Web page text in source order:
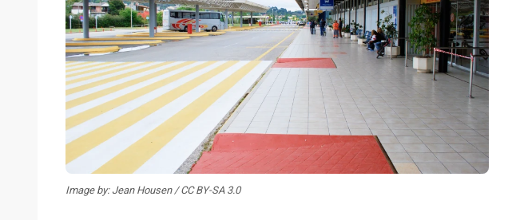
Image by: Jean Housen / CC BY-SA 3.0